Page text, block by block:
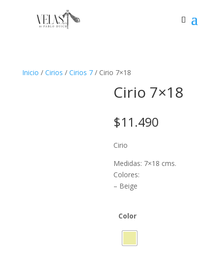
Inicio / Cirios / Cirios 7/ Cirio 7×18
Cirio 7×18
$11.490
Cirio
Medidas: 7×18 cms.
Colores:
– Beige
Color